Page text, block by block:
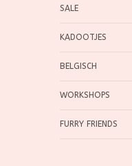
SALE
KADOOTJES
BELGISCH
WORKSHOPS
FURRY FRIENDS